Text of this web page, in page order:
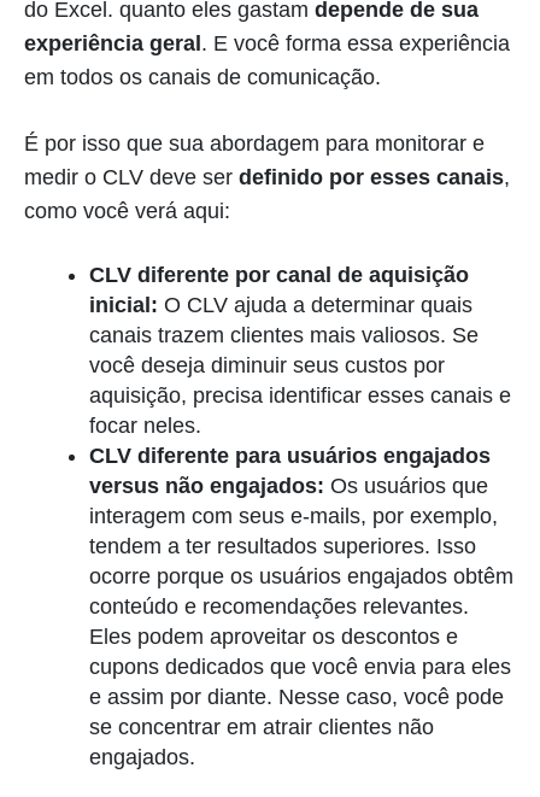
do Excel. quanto eles gastam depende de sua
experiência geral. E você forma essa experiência
em todos os canais de comunicação.
É por isso que sua abordagem para monitorar e
medir o CLV deve ser definido por esses canais,
como você verá aqui:
CLV diferente por canal de aquisição
inicial: O CLV ajuda a determinar quais
canais trazem clientes mais valiosos. Se
você deseja diminuir seus custos por
aquisição, precisa identificar esses canais e
focar neles.
CLV diferente para usuários engajados
versus não engajados: Os usuários que
interagem com seus e-mails, por exemplo,
tendem a ter resultados superiores. Isso
ocorre porque os usuários engajados obtêm
conteúdo e recomendações relevantes.
Eles podem aproveitar os descontos e
cupons dedicados que você envia para eles
e assim por diante. Nesse caso, você pode
se concentrar em atrair clientes não
engajados.